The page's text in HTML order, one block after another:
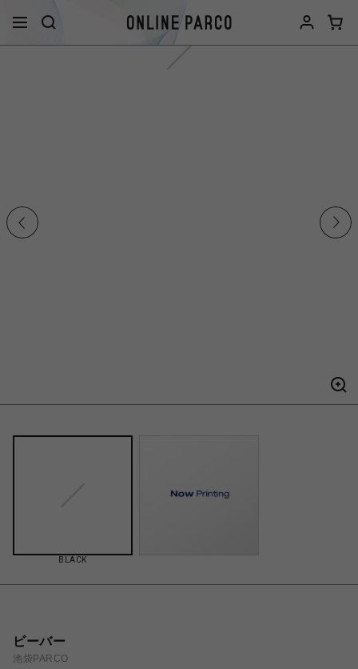
BLACK
ビーバー
池袋PARCO